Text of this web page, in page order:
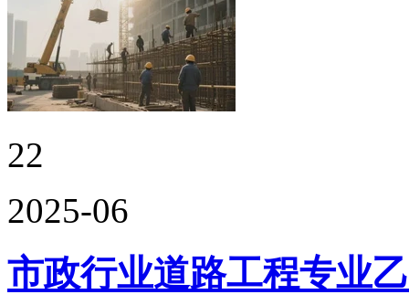
22
2025-06
市政行业道路工程专业